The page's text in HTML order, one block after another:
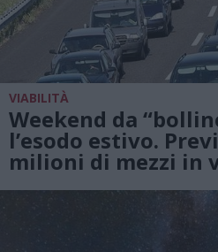
VIABILITÀ
Weekend da
l’esodo estivo.
milioni di mezzi in